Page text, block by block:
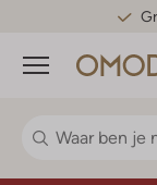
Menu